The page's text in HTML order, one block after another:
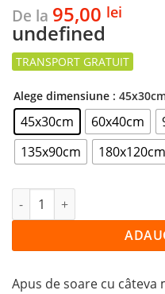
De la 95,00 lei
undefined
Alege dimensiune :
45x30cm 60x40cm
135x90cm
180x120cm
Cantitate Tablou PARC
Apus de soare cu